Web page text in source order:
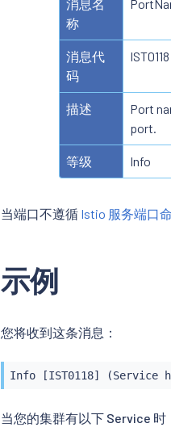
消息名
称
消息代
码
IST0118
描述
Port
port.
等级 Info
当端口不遵循 Istio 服务端口
示例
您将收到这条消息：
Info [IST0118] (Service
当您的集群有以下 Service 时